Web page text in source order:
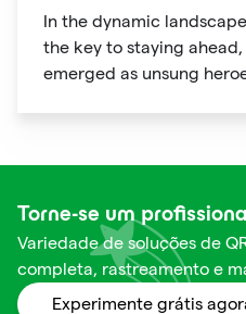
In the dynamic
the key to staying ahead,
emerged as unsung
Torne-se um
Variedade de soluções de
completa, rastreamento e
Experimente grátis